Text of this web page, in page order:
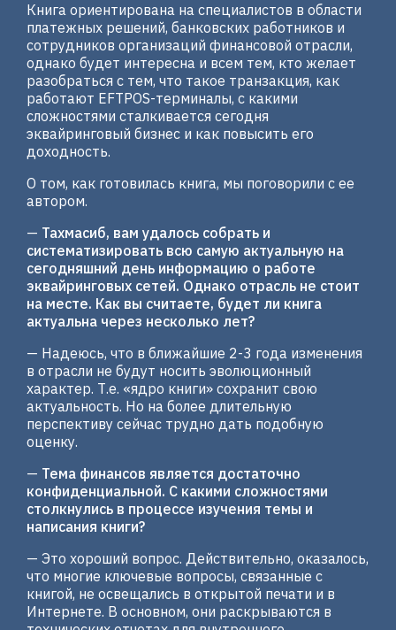
Книга ориентирована на специалистов в области
платежных решений, банковских работников и
сотрудников организаций финансовой отрасли,
однако будет интересна и всем тем, кто желает
разобраться с тем, что такое транзакция, как
работают EFTPOS-терминалы, с какими
сложностями сталкивается сегодня
эквайринговый бизнес и как повысить его
доходность.
О том, как готовилась книга, мы поговорили с ее
автором.
— Тахмасиб, вам удалось собрать и
систематизировать всю самую актуальную на
сегодняшний день информацию о работе
эквайринговых сетей. Однако отрасль не стоит
на месте. Как вы считаете, будет ли книга
актуальна через несколько лет?
— Надеюсь, что в ближайшие 2-3 года изменения
в отрасли не будут носить эволюционный
характер. Т.е. «ядро книги» сохранит свою
актуальность. Но на более длительную
перспективу сейчас трудно дать подобную
оценку.
— Тема финансов является достаточно
конфиденциальной. С какими сложностями
столкнулись в процессе изучения темы и
написания книги?
— Это хороший вопрос. Действительно, оказалось,
что многие ключевые вопросы, связанные с
книгой, не освещались в открытой печати и в
Интернете. В основном, они раскрываются в